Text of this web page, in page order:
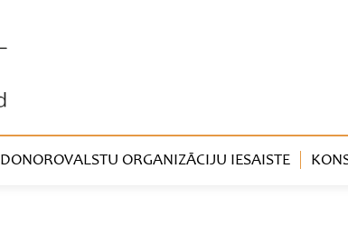
DONOROVALSTU ORGANIZĀCIJU IESAISTE